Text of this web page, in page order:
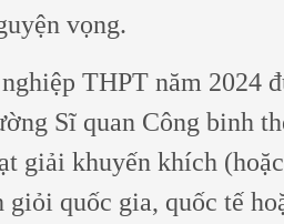
vọng.
THPT năm 2024
Sĩ quan Công binh
giải khuyến khích
giỏi quốc gia, quốc tế